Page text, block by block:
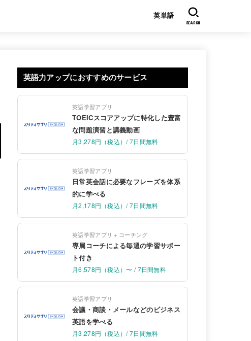
英単語
SEARCH
英語力アップにおすすめのサービス
英語学習アプリ
TOEICスコアアップに特化した豊富
な問題演習と講義動画
月3,278円（税込）/ 7日間無料
英語学習アプリ
日常英会話に必要なフレーズを体系
的に学べる
月2,178円（税込）/ 7日間無料
英語学習アプリ + コーチング
専属コーチによる毎週の学習サポー
ト付き
月6,578円（税込）〜 / 7日間無料
英語学習アプリ
会議・商談・メールなどのビジネス
英語を学べる
月3,278円（税込）/ 7日間無料